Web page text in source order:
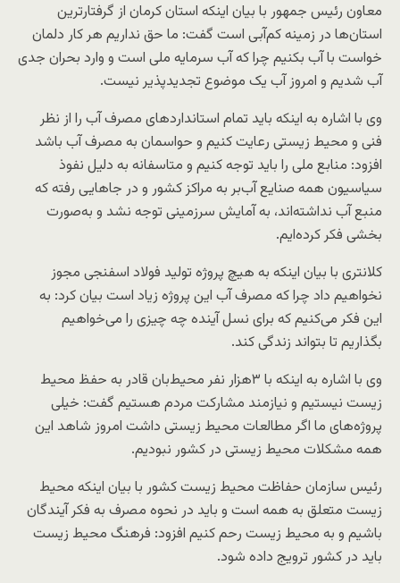
معاون رئیس جمهور با بیان اینکه استان کرمان از گرفتارترین
استان‌ها در زمینه کم‌آبی است گفت: ما حق نداریم هر کار دلمان
خواست با آب بکنیم چرا که آب سرمایه ملی است و وارد بحران جدی
آب شدیم و امروز آب یک موضوع تجدیدپذیر نیست.
وی با اشاره به اینکه باید تمام استانداردهای مصرف آب را از نظر
فنی و محیط زیستی رعایت کنیم و حواسمان به مصرف آب باشد
افزود: منابع ملی را باید توجه کنیم و متاسفانه به دلیل نفوذ
سیاسیون همه صنایع آب‌بر به مراکز کشور و در جاهایی رفته که
منبع آب نداشته‌اند، به آمایش سرزمینی توجه نشد و به‌صورت
بخشی فکر کرده‌ایم.
کلانتری با بیان اینکه به هیچ پروژه تولید فولاد اسفنجی مجوز
نخواهیم داد چرا که مصرف آب این پروژه زیاد است بیان کرد: به
این فکر می‌کنیم که برای نسل آینده چه چیزی را می‌خواهیم
بگذاریم تا بتواند زندگی کند.
وی با اشاره به اینکه با ۳هزار نفر محیط‌بان قادر به حفظ محیط
زیست نیستیم و نیازمند مشارکت مردم هستیم گفت: خیلی
پروژه‌های ما اگر مطالعات محیط زیستی داشت امروز شاهد این
همه مشکلات محیط زیستی در کشور نبودیم.
رئیس سازمان حفاظت محیط زیست کشور با بیان اینکه محیط
زیست متعلق به همه است و باید در نحوه مصرف به فکر آیندگان
باشیم و به محیط زیست رحم کنیم افزود: فرهنگ محیط زیست
باید در کشور ترویج داده شود.